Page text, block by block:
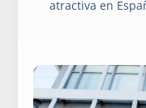
atractiva en